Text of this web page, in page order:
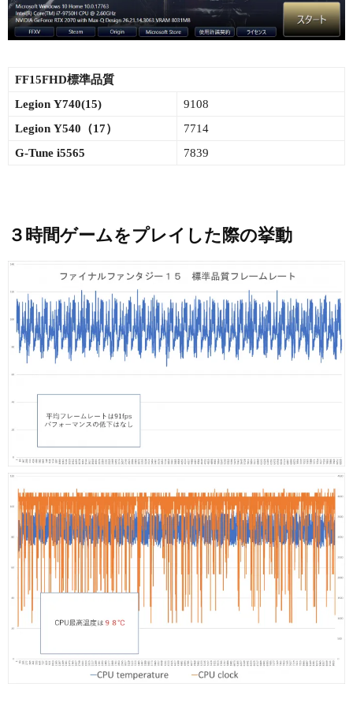
FF15FHD標準品質
Legion Y740(15)
9108
Legion Y540（17）
7714
G-Tune i5565
7839
３時間ゲームをプレイした際の挙動